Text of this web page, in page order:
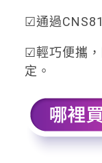
☑通過
☑輕巧便攜
定。